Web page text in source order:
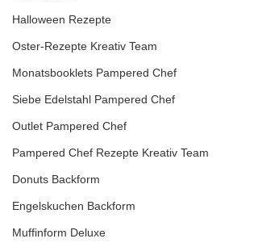
Halloween Rezepte
Oster-Rezepte Kreativ Team
Monatsbooklets Pampered Chef
Siebe Edelstahl Pampered Chef
Outlet Pampered Chef
Pampered Chef Rezepte Kreativ Team
Donuts Backform
Engelskuchen Backform
Muffinform Deluxe